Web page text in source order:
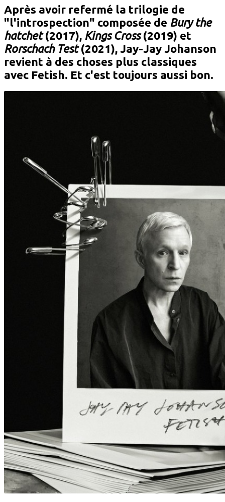
Après avoir refermé la trilogie de
"l'introspection" composée de Bury the
hatchet(2017), Kings Cross(2019) et
Rorschach Test(2021), Jay-Jay Johanson
revient à des choses plus classiques
avec Fetish. Et c'est toujours aussi bon.